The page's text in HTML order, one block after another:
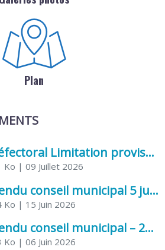
Plan
Arrêté préfectoral Limitation provisoire des usages de l’eau
Ko | 09 Juillet 2026
Compte rendu conseil municipal 5 juin 2026 sénatoriale
Ko | 15 Juin 2026
Compte rendu conseil municipal – 21 avril 2026
Ko | 06 Juin 2026